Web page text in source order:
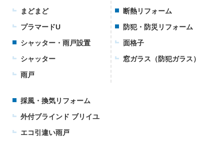
まどまど
プラマードU
シャッター・雨戸設置
シャッター
雨戸
断熱リフォーム
防犯・防災リフォーム
面格子
窓ガラス（防犯ガラス）
採風・換気リフォーム
外付ブラインド ブリイユ
エコ引違い雨戸